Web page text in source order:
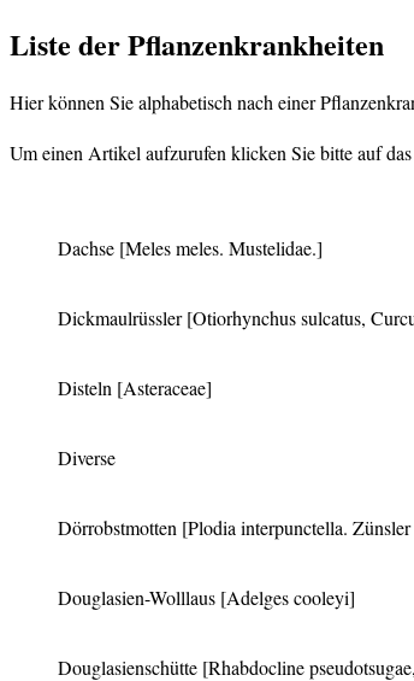
Liste der Pflanzenkrankheiten
Hier können Sie alphabetisch nach einer
Um einen Artikel aufzurufen klicken Sie bitte auf
Dachse [Meles meles. Mustelidae.]
Dickmaulrüssler[Otiorhynchus sulcatus,
Disteln [Asteraceae]
Diverse
Dörrobstmotten [Plodia interpunctella.
Douglasien-Wolllaus [Adelges cooleyi]
Douglasienschütte [Rhabdocline